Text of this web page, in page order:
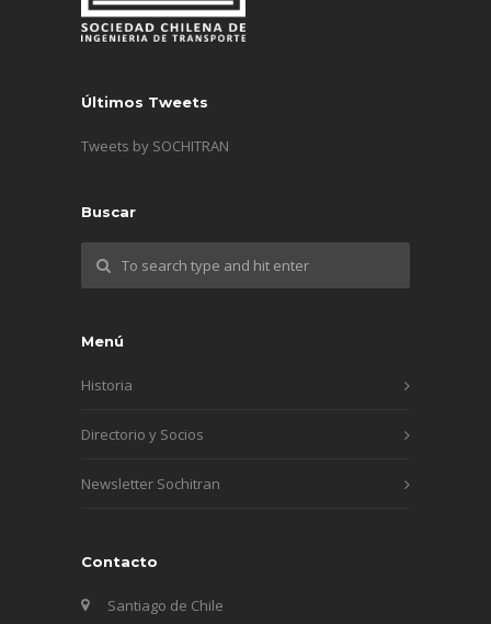
Últimos Tweets
Tweets by SOCHITRAN
Buscar
Menú
Historia
Directorio y Socios
Newsletter Sochitran
Contacto
Santiago de Chile